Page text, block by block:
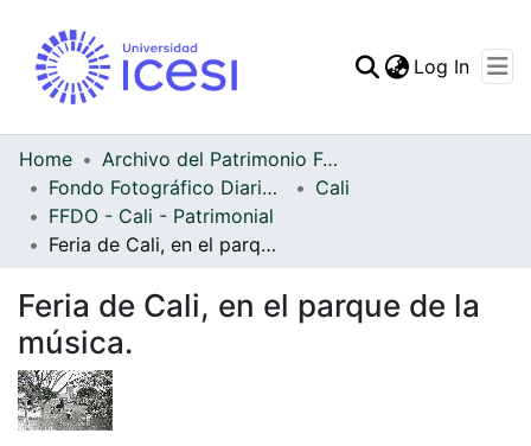
Statistics
Log In
Home
Archivo del Patrimonio Fotográfico y Fílmico del Valle del Cauca
Fondo Fotográfico Diario Occidente
Cali
FFDO - Cali - Patrimonial
Feria de Cali, en el parque de la música.
Feria de Cali, en el parque de la
música.